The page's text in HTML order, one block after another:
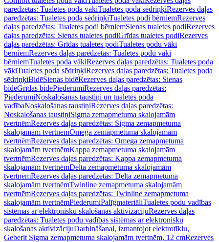
paredzētas: Tualetes poda vākiTualetes poda sēdriņķiRezerves daļas
paredzētas: Tualetes poda sēdriņķiTualetes podi bērniemRezerves
daļas paredzētas: Tualetes podi bērniemSienas tualetes podiRezerves
daļas paredzētas: Sienas tualetes podiGrīdas tualetes podiRezerves
daļas paredzētas: Grīdas tualetes podiTualetes podu vāki
bērniemRezerves daļas paredzētas: Tualetes podu vāki
bērniemTualetes poda vākiRezerves daļas paredzētas: Tualetes poda
vākiTualetes poda sēdriņķiRezerves daļas paredzētas: Tualetes poda
sēdriņķiBidēSienas bidēRezerves daļas paredzētas: Sienas
bidēGrīdas bidēPiederumiRezerves daļas paredzētas:
PiederumiNoskalošanas taustiņi un tualetes poda
vadībaNoskalošanas taustiņiRezerves daļas paredzētas:
Noskalošanas taustiņiSigma zemapmetuma skalojamām
tvertnēmRezerves daļas paredzētas: Sigma zemapmetuma
skalojamām tvertnēmOmega zemapmetuma skalojamām
tvertnēmRezerves daļas paredzētas: Omega zemapmetuma
skalojamām tvertnēmKappa zemapmetuma skalojamām
tvertnēmRezerves daļas paredzētas: Kappa zemapmetuma
skalojamām tvertnēmDelta zemapmetuma skalojamām
tvertnēmRezerves daļas paredzētas: Delta zemapmetuma
skalojamām tvertnēmTwinline zemapmetuma skalojamām
tvertnēmRezerves daļas paredzētas: Twinline zemapmetuma
skalojamām tvertnēmPiederumiPalīgmateriāliTualetes podu vadības
sistēmas ar elektronisku skalošanas aktivizācijuRezerves daļas
paredzētas: Tualetes podu vadības sistēmas ar elektronisku
skalošanas aktivizācijuDarbināšanai, izmantojot elektrotīklu,
Geberit Sigma zemapmetuma skalojamām tvertnēm, 12 cmRezerves